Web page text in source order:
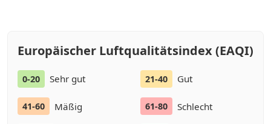
Europäischer Luftqualitätsindex (EAQI)
0-20 Sehr gut 21-40 Gut
41-60 Mäßig 61-80 Schlecht